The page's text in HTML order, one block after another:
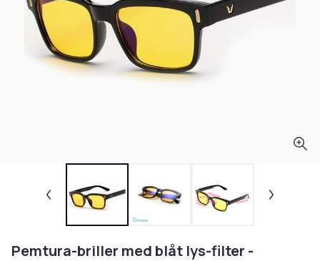
Pemtura-briller med blåt lys-filter -